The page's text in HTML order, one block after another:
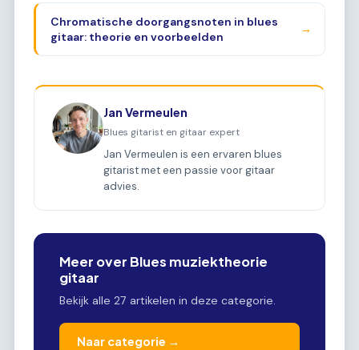
Chromatische doorgangsnoten in blues
gitaar: theorie en voorbeelden
→
Jan Vermeulen
Blues gitarist en gitaar expert
Jan Vermeulen is een ervaren blues
gitarist met een passie voor gitaar
advies.
Meer over Blues muziektheorie
gitaar
Bekijk alle 27 artikelen in deze categorie.
Naar categorie →